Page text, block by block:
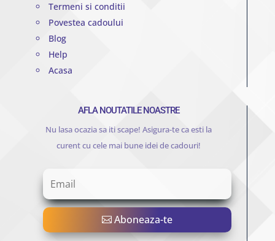
Termeni si conditii
Povestea cadoului
Blog
Help
Acasa
AFLA NOUTATILE NOASTRE
Nu lasa ocazia sa iti scape! Asigura-te ca esti la
curent cu cele mai bune idei de cadouri!
Aboneaza-te